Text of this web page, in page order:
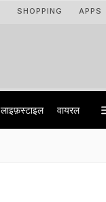
SHOPPING APPS
लाइफ़स्टाइल वायरल